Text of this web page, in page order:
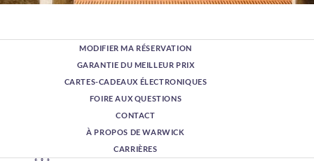
MODIFIER MA RÉSERVATION
GARANTIE DU MEILLEUR PRIX
CARTES-CADEAUX ÉLECTRONIQUES
FOIRE AUX QUESTIONS
CONTACT
À PROPOS DE WARWICK
CARRIÈRES